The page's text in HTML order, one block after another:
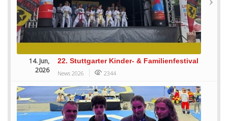
14. Jun,
2026
22. Stuttgarter Kinder- & Familienfestival
News 2026 2344